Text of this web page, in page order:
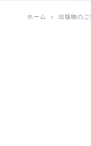
ホーム 出版物のご